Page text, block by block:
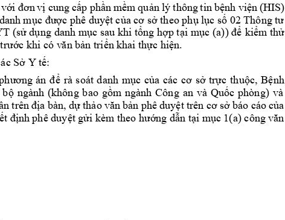
ới đơn vị cung cấp phần mềm quản lý thông tin bệnh viện (HIS)
danh mục được phê duyệt của cơ sở theo phụ lục số 02 Thông tư
(sử dụng danh mục sau khi tổng hợp tại mục (a)) để kiểm thử
khi có văn bản triển khai thực hiện.
Sở Y tế:
hương án để rà soát danh mục của các cơ sở trực thuộc, Bệnh
bộ ngành (không bao gồm ngành Công an và Quốc phòng) và
n trên địa bàn, dự thảo văn bản phê duyệt trên cơ sở báo cáo của
định phê duyệt gửi kèm theo hướng dẫn tại mục 1(a) công văn